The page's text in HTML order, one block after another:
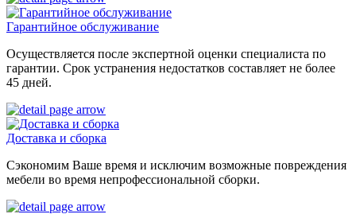
Гарантийное обслуживание
Осуществляется после экспертной оценки специалиста по
гарантии. Срок устранения недостатков составляет не более
45 дней.
Доставка и сборка
Сэкономим Ваше время и исключим возможные повреждения
мебели во время непрофессиональной сборки.